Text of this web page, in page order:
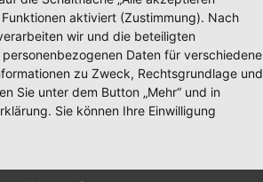
aktiviert (Zustimmung). Nach
wir und die beteiligten
Daten für verschiedene
zu Zweck, Rechtsgrundlage und
Sie unter dem Button „Mehr“ und in
Sie können Ihre Einwilligung